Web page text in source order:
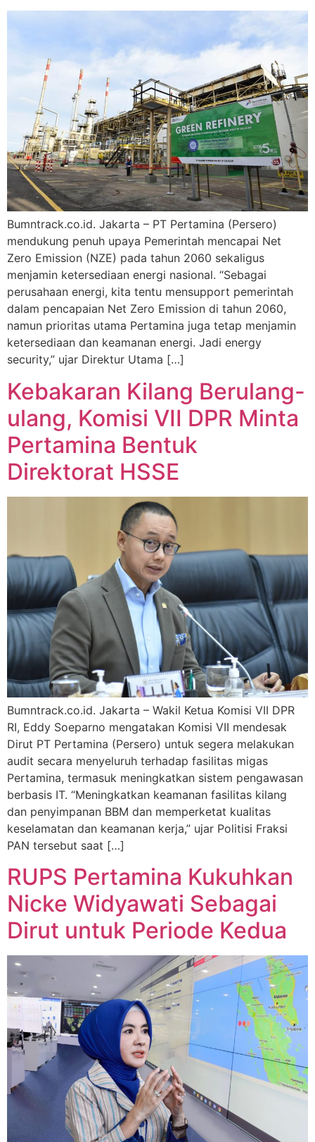
Bumntrack.co.id. Jakarta – PT Pertamina (Persero)
mendukung penuh upaya Pemerintah mencapai Net
Zero Emission (NZE) pada tahun 2060 sekaligus
menjamin ketersediaan energi nasional. “Sebagai
perusahaan energi, kita tentu mensupport pemerintah
dalam pencapaian Net Zero Emission di tahun 2060,
namun prioritas utama Pertamina juga tetap menjamin
ketersediaan dan keamanan energi. Jadi energy
security,” ujar Direktur Utama […]
Kebakaran Kilang Berulang-
ulang, Komisi VII DPR Minta
Pertamina Bentuk
Direktorat HSSE
Bumntrack.co.id. Jakarta – Wakil Ketua Komisi VII DPR
RI, Eddy Soeparno mengatakan Komisi VII mendesak
Dirut PT Pertamina (Persero) untuk segera melakukan
audit secara menyeluruh terhadap fasilitas migas
Pertamina, termasuk meningkatkan sistem pengawasan
berbasis IT. “Meningkatkan keamanan fasilitas kilang
dan penyimpanan BBM dan memperketat kualitas
keselamatan dan keamanan kerja,” ujar Politisi Fraksi
PAN tersebut saat […]
RUPS Pertamina Kukuhkan
Nicke Widyawati Sebagai
Dirut untuk Periode Kedua